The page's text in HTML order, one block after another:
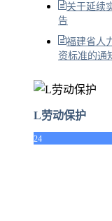
关于延续
告
福建省人
资标准的通
L劳动保护
24